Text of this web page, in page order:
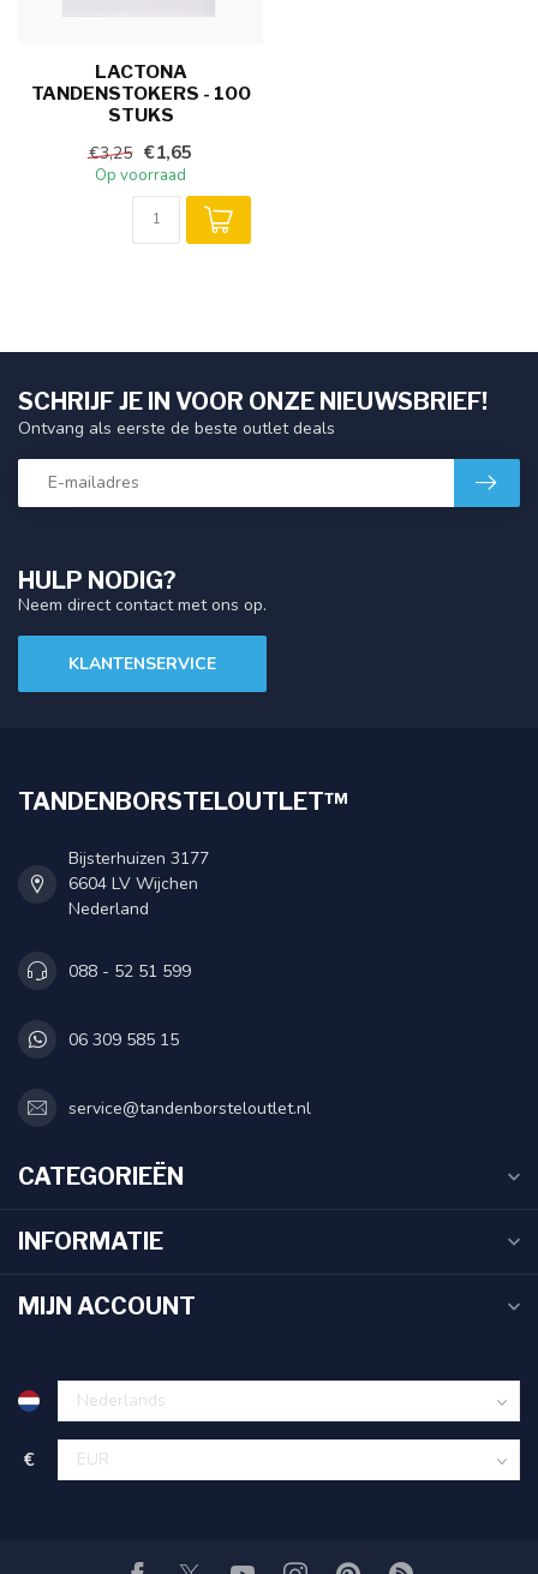
LACTONA
TANDENSTOKERS - 100
STUKS
€3,25 €1,65
Op voorraad
HULP NODIG?
Neem direct contact met ons op.
KLANTENSERVICE
SCHRIJF JE IN VOOR ONZE NIEUWSBRIEF!
Ontvang als eerste de beste outlet deals
TANDENBORSTELOUTLET™
Bijsterhuizen 3177
6604 LV Wijchen
Nederland
088 - 52 51 599
06 309 585 15
service@tandenborsteloutlet.nl
CATEGORIEËN
INFORMATIE
MIJN ACCOUNT
€